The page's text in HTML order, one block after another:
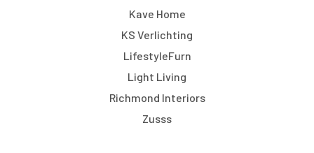
Kave Home
KS Verlichting
LifestyleFurn
Light Living
Richmond Interiors
Zusss